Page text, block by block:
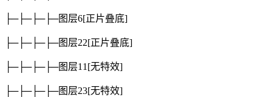
├─├─├─├─图层6[正片叠底]
├─├─├─├─图层22[正片叠底]
├─├─├─├─图层11 [无特效]
├─├─├─├─图层23[无特效]